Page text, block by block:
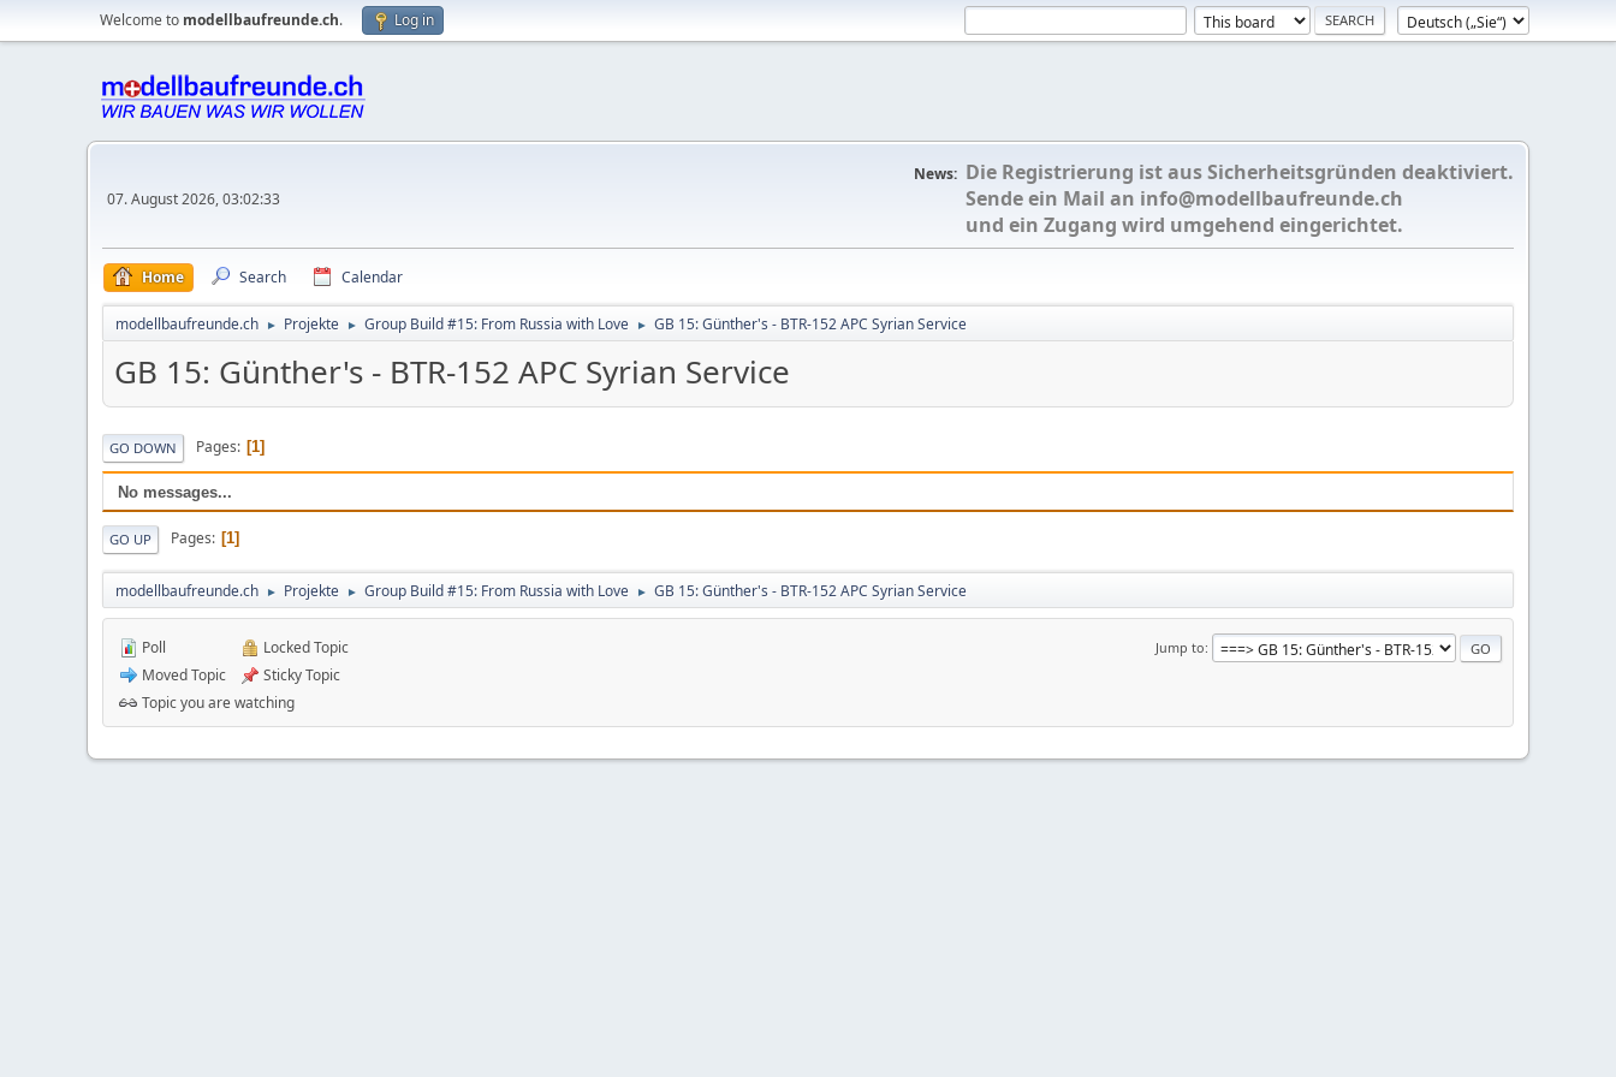
Welcome to modellbaufreunde.ch. Log in
07. August 2026, 03:02:33
News: Die Registrierung ist aus Sicherheitsgründen deaktiviert.
Sende ein Mail an info@modellbaufreunde.ch
und ein Zugang wird umgehend eingerichtet.
Home Search Calendar
modellbaufreunde.ch ► Projekte ► Group Build #15: From Russia with Love ► GB 15: Günther's - BTR-152 APC Syrian Service
GB 15: Günther's - BTR-152 APC Syrian Service
GO DOWN Pages 1
No messages...
GO UP Pages 1
modellbaufreunde.ch ► Projekte ► Group Build #15: From Russia with Love ► GB 15: Günther's - BTR-152 APC Syrian Service
Jump to
Poll
Moved Topic
Locked Topic
Sticky Topic
Topic you are watching